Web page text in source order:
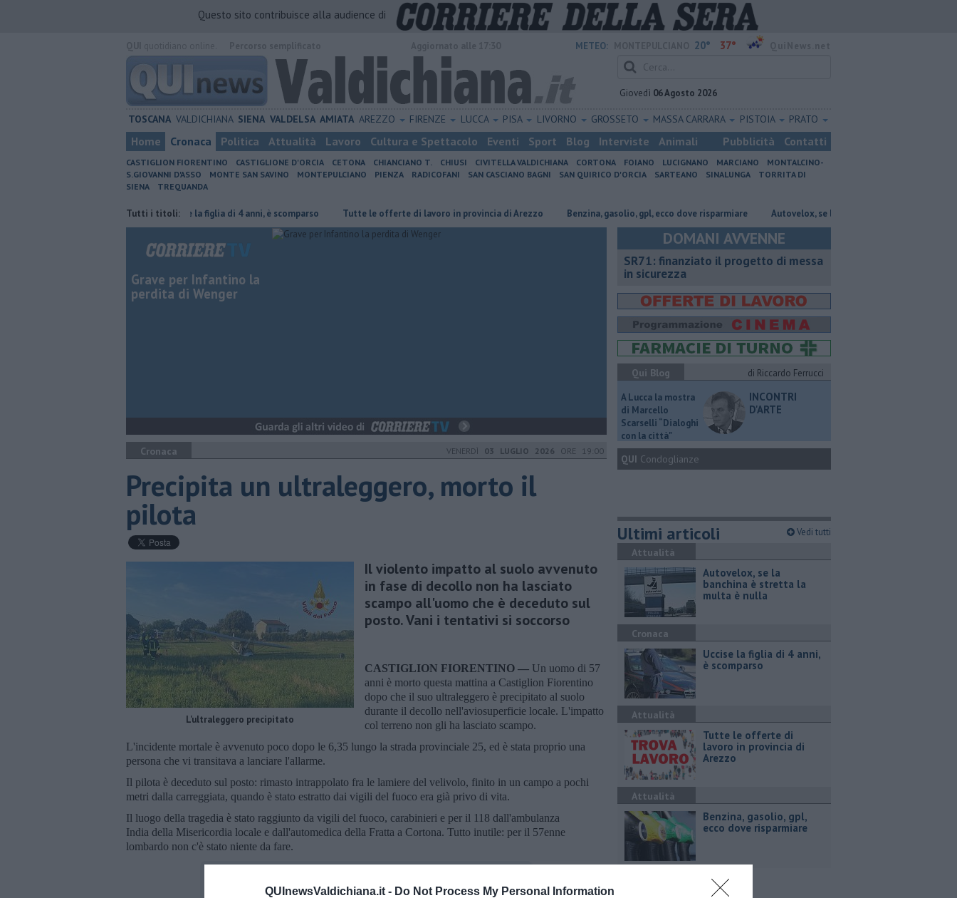
QUInewsValdichiana.it - Do Not Process My Personal Information
Questo sito contribuisce alla audience di
METEO: 20° 37°
Giovedì 06 Agosto 2026
TOSCANA VALDICHIANA SIENA VALDELSA AMIATA AREZZO FIRENZE LUCCA PISA LIVORNO GROSSETO MASSA CARRARA PISTOIA PRATO
Home Cronaca Politica Attualità Lavoro Cultura e Spettacolo Eventi Sport Blog Interviste Animali Pubblicità Contatti
CASTIGLION FIORENTINO CASTIGLIONE D'ORCIA CETONA CHIANCIANO T. CHIUSI CIVITELLA VALDICHIANA CORTONA FOIANO LUCIGNANO MARCIANO
MONTALCINO-
S.GIOVANNI D'ASSO
MONTE SAN SAVINO MONTEPULCIANO PIENZA RADICOFANI SAN CASCIANO BAGNI SAN QUIRICO D'ORCIA SARTEANO SINALUNGA
TORRITA DI
SIENA
TREQUANDA
Tutti i titoli:
Uccise la figlia di 4 anni, è scomparso ​Tutte le offerte di lavoro in provincia di Arezzo ​Benzina, gasolio, gpl, ecco dove risparmiare Autovelox, se la banchina è stretta la multa è nulla
Grave per Infantino la
perdita di Wenger
Cronaca VENERDÌ 03 LUGLIO 2026 ORE 19:00
Precipita un ultraleggero, morto il
pilota
L'ultraleggero precipitato
Il violento impatto al suolo avvenuto
in fase di decollo non ha lasciato
scampo all'uomo che è deceduto sul
posto. Vani i tentativi si soccorso
CASTIGLION FIORENTINO — Un uomo di 57
anni è morto questa mattina a Castiglion Fiorentino
dopo che il suo ultraleggero è precipitato al suolo
durante il decollo nell'aviosuperficie locale. L'impatto
col terreno non gli ha lasciato scampo.
L'incidente mortale è avvenuto poco dopo le 6,35 lungo la strada provinciale 25, ed è stata proprio una
persona che vi transitava a lanciare l'allarme.
Il pilota è deceduto sul posto: rimasto intrappolato fra le lamiere del velivolo, finito in un campo a pochi
metri dalla carreggiata, quando è stato estratto dai vigili del fuoco era già privo di vita.
Il luogo della tragedia è stato raggiunto da vigili del fuoco, carabinieri e per il 118 dall'ambulanza
India della Misericordia locale e dall'automedica della Fratta a Cortona. Tutto inutile: per il 57enne
lombardo non c'è stato niente da fare.
DOMANI AVVENNE
SR71: finanziato il progetto di messa
in sicurezza
Qui Blog
di Riccardo Ferrucci
A Lucca la mostra
di Marcello
Scarselli “Dialoghi
con la città"
INCONTRI
D'ARTE
QUI Condoglianze
Ultimi articoli Vedi tutti
Attualità
Autovelox, se la
banchina è stretta la
multa è nulla
Cronaca
Uccise la figlia di 4 anni,
è scomparso
Attualità
​Tutte le offerte di
lavoro in provincia di
Arezzo
Attualità
​Benzina, gasolio, gpl,
ecco dove risparmiare